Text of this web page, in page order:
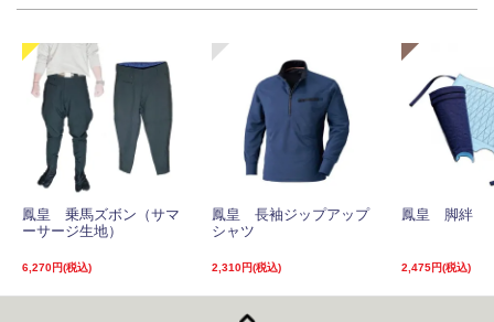
鳳皇 乗馬ズボン（サマ
ーサージ生地）
6,270円(税込)
鳳皇 長袖ジップアップ
シャツ
2,310円(税込)
鳳皇 脚絆
2,475円(税込)